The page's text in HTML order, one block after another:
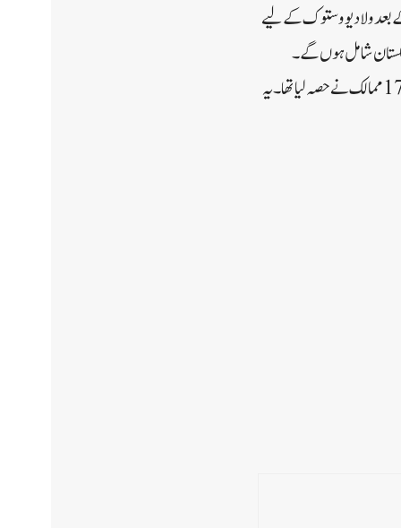
کے بعد ولادیووستوک کے لیے
اس سے قبل سال 2021 میں ہندوستان نے روس میں جاپانی مشق میں حصہ لیا تھا جس میں پاکستان اور چین سمیت 17 ممالک نے حصہ لیا تھا۔یہ